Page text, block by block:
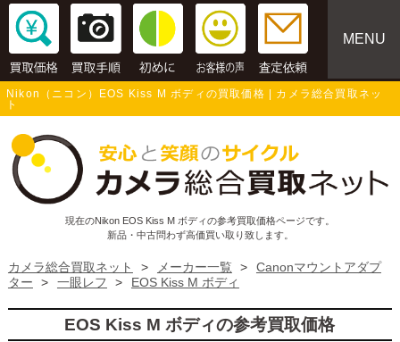
MENU
Nikon（ニコン）EOS Kiss M ボディの買取価格 | カメラ総合買取ネッ
ト
現在のNikon EOS Kiss M ボディの参考買取価格ページです。
新品・中古問わず高価買い取り致します。
カメラ総合買取ネット > メーカー一覧 >
Canonマウントアダプ
ター
> 一眼レフ > EOS Kiss M ボディ
EOS Kiss M ボディの参考買取価格